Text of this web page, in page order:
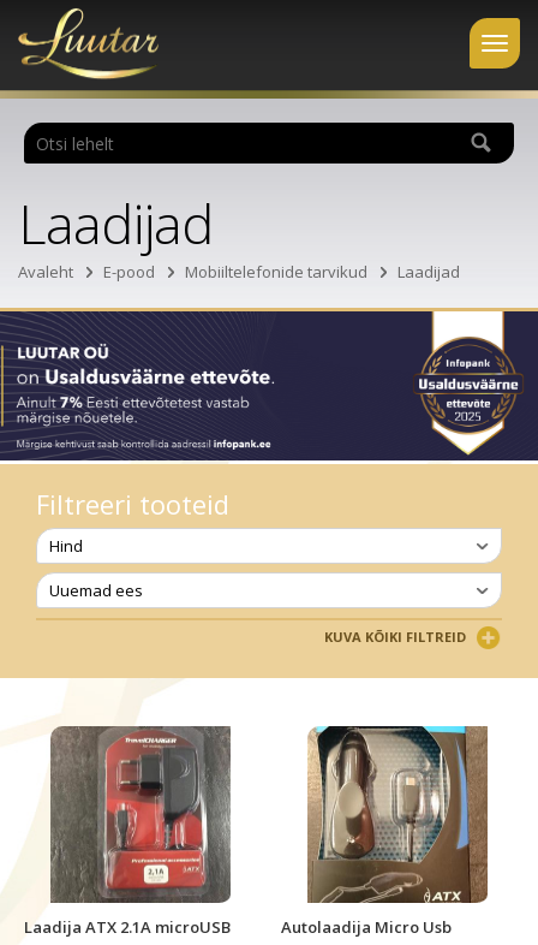
Laadijad
Avaleht E-pood Mobiiltelefonide tarvikud Laadijad
Filtreeri tooteid
Hind
Uuemad ees
KUVA KÕIKI FILTREID
Laadija ATX 2.1A microUSB Autolaadija Micro Usb